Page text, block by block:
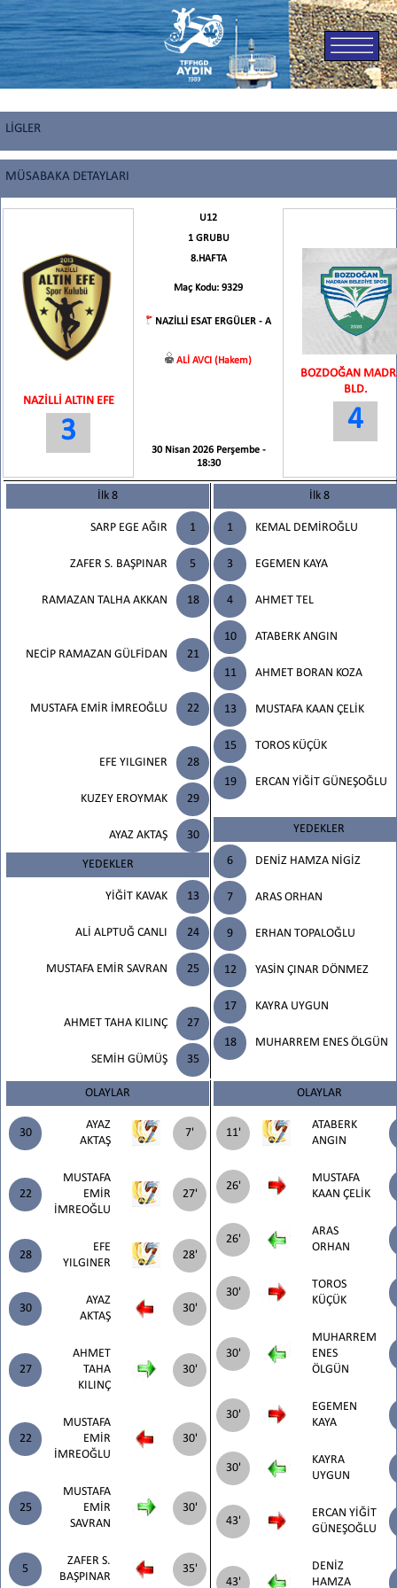
LİGLER
MÜSABAKA DETAYLARI
NAZİLLİ ALTIN EFE
3
U12
1 GRUBU
8.HAFTA
Maç Kodu: 9329
NAZİLLİ ESAT ERGÜLER - A
ALİ AVCI (Hakem)
30 Nisan 2026 Perşembe -
18:30
BOZDOĞAN
BLD.
4
İlk 8
1
SARP EGE AĞIR
5
ZAFER S. BAŞPINAR
18
RAMAZAN TALHA AKKAN
21
NECİP RAMAZAN GÜLFİDAN
22
MUSTAFA EMİR İMREOĞLU
28
EFE YILGINER
29
KUZEY EROYMAK
30
AYAZ AKTAŞ
YEDEKLER
13
YİĞİT KAVAK
24
ALİ ALPTUĞ CANLI
25
MUSTAFA EMİR SAVRAN
27
AHMET TAHA KILINÇ
35
SEMİH GÜMÜŞ
İlk 8
1 KEMAL DEMİROĞLU
3 EGEMEN KAYA
4 AHMET TEL
10 ATABERK ANGIN
11 AHMET BORAN KOZA
13 MUSTAFA KAAN ÇELİK
15 TOROS KÜÇÜK
19 ERCAN YİĞİT GÜNEŞOĞLU
YEDEKLER
6 DENİZ HAMZA NİGİZ
7 ARAS ORHAN
9 ERHAN TOPALOĞLU
12 YASİN ÇINAR DÖNMEZ
17 KAYRA UYGUN
18 MUHARREM ENES ÖLGÜN
OLAYLAR
30
AYAZ
AKTAŞ
7'
22
MUSTAFA
EMİR
İMREOĞLU
27'
28
EFE
YILGINER
28'
30
AYAZ
AKTAŞ
30'
27
AHMET
TAHA
KILINÇ
30'
22
MUSTAFA
EMİR
İMREOĞLU
30'
25
MUSTAFA
EMİR
SAVRAN
30'
5
ZAFER S.
BAŞPINAR
35'
OLAYLAR
11'
ATABERK
ANGIN
26'
MUSTAFA
KAAN ÇELİK
26'
ARAS
ORHAN
30'
TOROS
KÜÇÜK
30'
MUHARREM
ENES
ÖLGÜN
30'
EGEMEN
KAYA
30'
KAYRA
UYGUN
43'
ERCAN YİĞİT
GÜNEŞOĞLU
43'
DENİZ
HAMZA